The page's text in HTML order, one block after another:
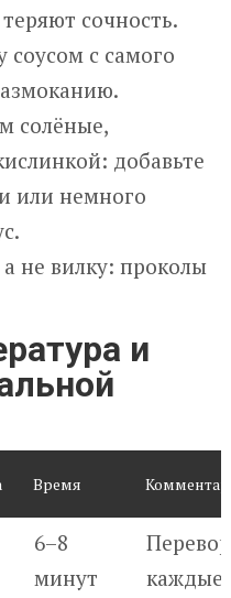
сочность.
соусом с самого
солёные,
добавьте
или немного
не вилку: проколы
и
Время
6–8
минут
каждые